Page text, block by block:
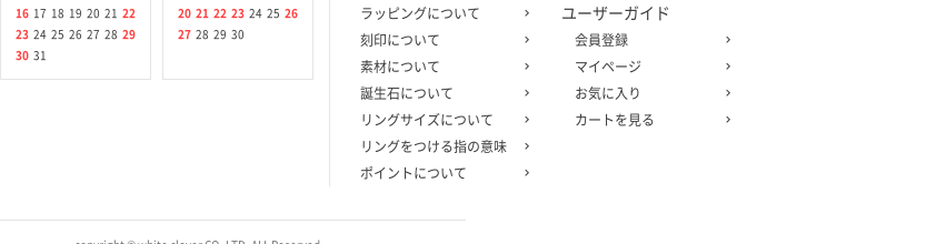
16 17 18 19 20 21
22
23 24 25 26 27 28 29
30 31
20 21 22 23 24 25 26
27 28 29 30
ラッピングについて
刻印について
素材について
誕生石について
リングサイズについて
リングをつける指の意味
ポイントについて
ユーザーガイド
会員登録
マイページ
お気に入り
カートを見る